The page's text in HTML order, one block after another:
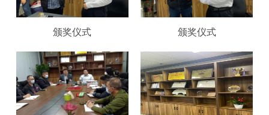
颁奖仪式 颁奖仪式